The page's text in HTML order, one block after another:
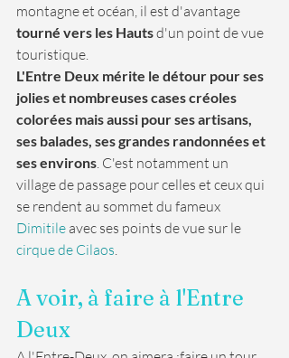
montagne et océan, il est d'avantage
tourné vers les Hauts d'un point de vue
touristique.
L'Entre Deux mérite le détour pour ses
jolies et nombreuses cases créoles
colorées mais aussi pour ses artisans,
ses balades, ses grandes randonnées et
ses environs. C'est notamment un
village de passage pour celles et ceux qui
se rendent au sommet du fameux
Dimitile avec ses points de vue sur le
cirque de Cilaos.
A voir, à faire à l'Entre
Deux